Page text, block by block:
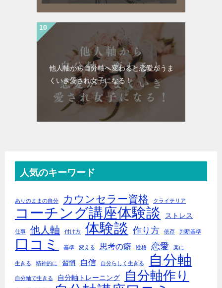
他人軸から自分軸へ変わると恋愛がうま
くいき愛され女子になる！
人気のキーワード
ありのままの自分 カウンセラー資格 クライテリア
コーチング講座体験談 ストレス
仕事 他人軸 付け方 体験談 作り方 依存 判断基準
口コミ 基準 変える 思考の癖 性格 恋愛 楽に
生きる 精神的に 習慣 自信 自分らしく生きる 自分軸
自分軸で生きる 自分軸トレーニング 自分軸作り